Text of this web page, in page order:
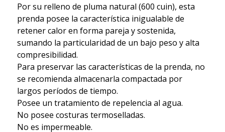
Por su relleno de pluma natural (600 cuin), esta
prenda posee la característica inigualable de
retener calor en forma pareja y sostenida,
sumando la particularidad de un bajo peso y alta
compresibilidad.
Para preservar las características de la prenda, no
se recomienda almacenarla compactada por
largos períodos de tiempo.
Posee un tratamiento de repelencia al agua.
No posee costuras termoselladas.
No es impermeable.